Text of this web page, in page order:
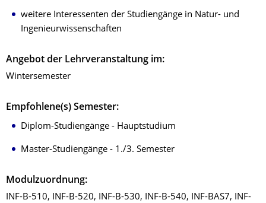
weitere Interessenten der Studiengänge in Natur- und
Ingenieurwissenschaften
Angebot der Lehrveranstaltung im:
Wintersemester
Empfohlene(s) Semester:
Diplom-Studiengänge - Hauptstudium
Master-Studiengänge - 1./3. Semester
Modulzuordnung:
INF-B-510, INF-B-520, INF-B-530, INF-B-540, INF-BAS7, INF-